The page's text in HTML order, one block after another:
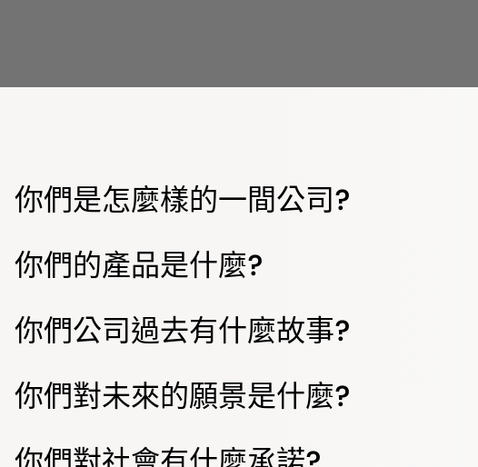
你們是怎麼樣的一間公司?
你們的產品是什麼?
你們公司過去有什麼故事?
你們對未來的願景是什麼?